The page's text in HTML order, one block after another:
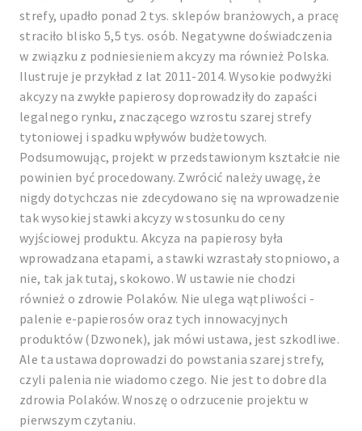
strefy, upadło ponad 2 tys. sklepów branżowych, a pracę
straciło blisko 5,5 tys. osób. Negatywne doświadczenia
w związku z podniesieniem akcyzy ma również Polska.
Ilustruje je przykład z lat 2011-2014. Wysokie podwyżki
akcyzy na zwykłe papierosy doprowadziły do zapaści
legalnego rynku, znaczącego wzrostu szarej strefy
tytoniowej i spadku wpływów budżetowych.
Podsumowując, projekt w przedstawionym kształcie nie
powinien być procedowany. Zwrócić należy uwagę, że
nigdy dotychczas nie zdecydowano się na wprowadzenie
tak wysokiej stawki akcyzy w stosunku do ceny
wyjściowej produktu. Akcyza na papierosy była
wprowadzana etapami, a stawki wzrastały stopniowo, a
nie, tak jak tutaj, skokowo. W ustawie nie chodzi
również o zdrowie Polaków. Nie ulega wątpliwości -
palenie e-papierosów oraz tych innowacyjnych
produktów (Dzwonek), jak mówi ustawa, jest szkodliwe.
Ale ta ustawa doprowadzi do powstania szarej strefy,
czyli palenia nie wiadomo czego. Nie jest to dobre dla
zdrowia Polaków. Wnoszę o odrzucenie projektu w
pierwszym czytaniu.